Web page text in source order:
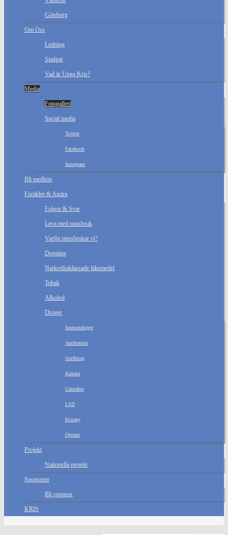
Göteborg
Om Oss
Ledning
Stadgar
Vad är Unga Kris?
Media
Fotogalleri
Social media
Twitter
Facebook
Instagram
Bli medlem
Förälder & Andra
Frågor & Svar
Leva med missbruk
Varför missbrukar vi?
Dopning
Narkotikaklassade läkemedel
Tobak
Alkohol
Droger
Internetdroger
Amfetamin
Sniffning
Kokain
Cannabis
LSD
Ecstasy
Opiater
Projekt
Nationella projekt
Sponsorer
Bli sponsor
KRIS